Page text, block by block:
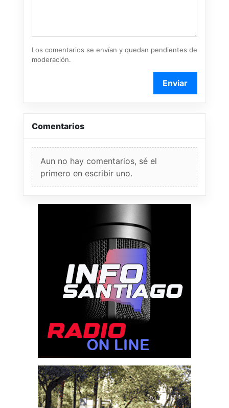
Los comentarios se envían y quedan pendientes de
moderación.
Enviar
Comentarios
Aun no hay comentarios, sé el
primero en escribir uno.